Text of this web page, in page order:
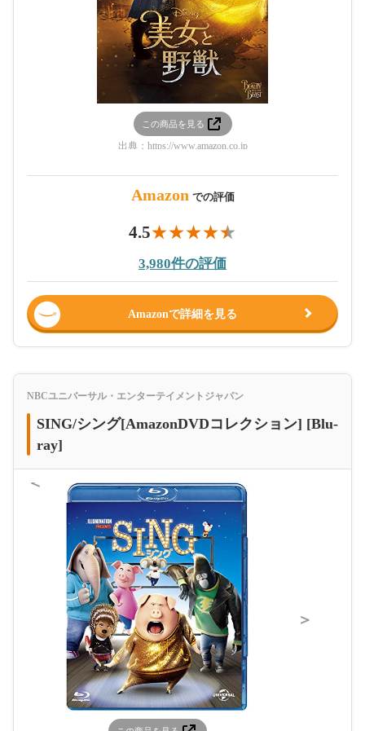
この商品を見る
出典： https://www.amazon.co.jp
Amazon での評価
4.5
3,980件の評価
Amazonで詳細を見る
NBCユニバーサル・エンターテイメントジャパン
SING/シング[AmazonDVDコレクション] [Blu-
ray]
＜
＞